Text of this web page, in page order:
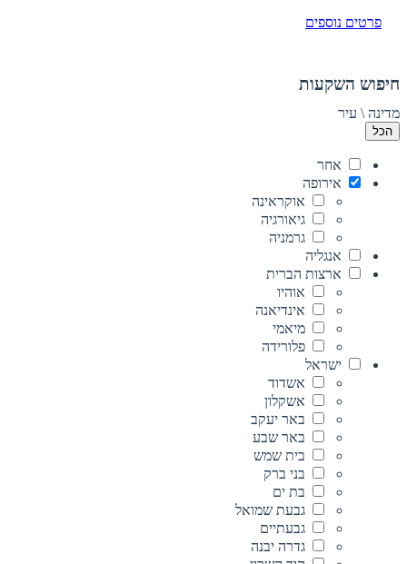
פרטים נוספים
חיפוש השקעות
מדינה \ עיר
הכל
אחר
אירופה
אוקראינה
גיאורגיה
גרמניה
אנגליה
ארצות הברית
אוהיו
אינדיאנה
מיאמי
פלורידה
ישראל
אשדוד
אשקלון
באר יעקב
באר שבע
בית שמש
בני ברק
בת ים
גבעת שמואל
גבעתיים
גדרה יבנה